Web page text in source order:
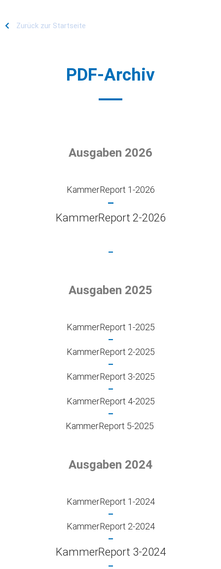
Zurück zur Startseite
PDF-Archiv
Ausgaben 2026
KammerReport 1-2026
–
KammerReport 2-2026
–
Ausgaben 2025
KammerReport 1-2025
–
KammerReport 2-2025
–
KammerReport 3-2025
–
KammerReport 4-2025
–
KammerReport 5-2025
Ausgaben 2024
KammerReport 1-2024
–
KammerReport 2-2024
–
KammerReport 3-2024
–